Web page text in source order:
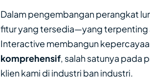
Dalam pengembangan perangkat
fitur yang tersedia—yang terpenting
Interactive membangun
komprehensif, salah satunya pada
klien kami di industri ban industri.